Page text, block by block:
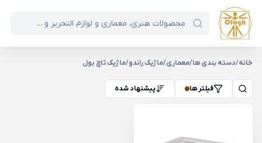
خانه/دسته بندی ها/معماری/ماژیک راندو/ماژیک تاچ بول
فیلتر ها پیشنهاد شده